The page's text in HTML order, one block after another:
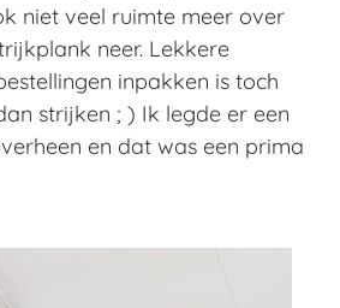
niet veel ruimte meer over
neer. Lekkere
inpakken is toch
strijken ; ) Ik legde er een
en dat was een prima